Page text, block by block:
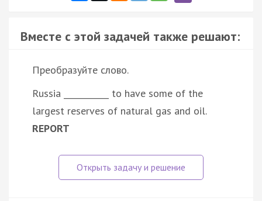
Вместе с этой задачей также решают:
Преобразуйте слово.
Russia ___________ to have some of the
largest reserves of natural gas and oil.
REPORT